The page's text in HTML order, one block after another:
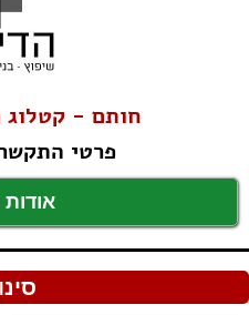
חותם - קטלוג
פרטי